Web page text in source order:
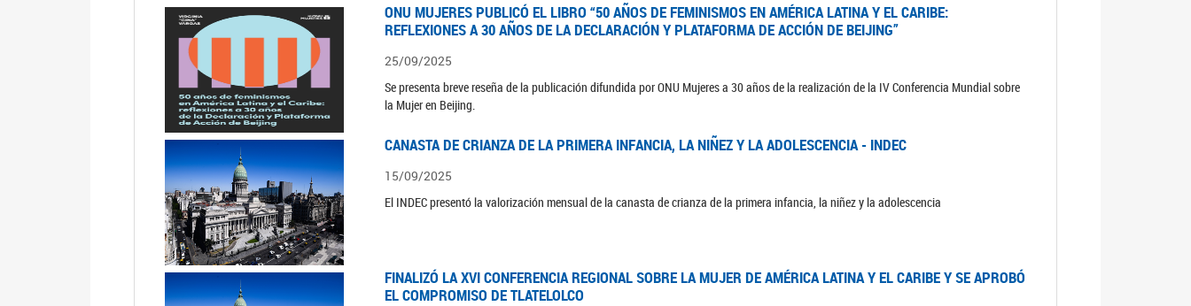
ONU MUJERES PUBLICÓ EL LIBRO “50 AÑOS DE FEMINISMOS EN AMÉRICA LATINA Y EL CARIBE:
REFLEXIONES A 30 AÑOS DE LA DECLARACIÓN Y PLATAFORMA DE ACCIÓN DE BEIJING”
25/09/2025
Se presenta breve reseña de la publicación difundida por ONU Mujeres a 30 años de la realización de la IV Conferencia Mundial sobre
la Mujer en Beijing.
CANASTA DE CRIANZA DE LA PRIMERA INFANCIA, LA NIÑEZ Y LA ADOLESCENCIA - INDEC
15/09/2025
El INDEC presentó la valorización mensual de la canasta de crianza de la primera infancia, la niñez y la adolescencia
FINALIZÓ LA XVI CONFERENCIA REGIONAL SOBRE LA MUJER DE AMÉRICA LATINA Y EL CARIBE Y SE APROBÓ
EL COMPROMISO DE TLATELOLCO